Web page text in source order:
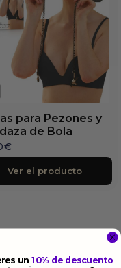
para Pezones y
de Bola
€
Ver el producto
un10% de descuento